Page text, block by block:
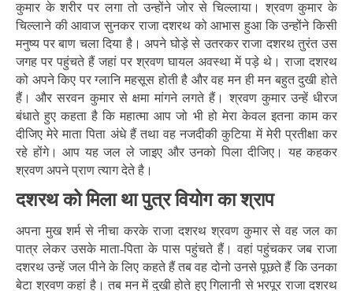
कुमार के शरीर पर लगा तो उन्होंने जोर से चिल्लाया। श्रवण कुमार के
चिल्लाने की आवाज सुनकर राजा दशरथ को आभास हुआ कि उन्होंने किसी
मनुष्य पर बाण चला दिया है। अपने घोड़े से उतरकर राजा दशरथ तुरंत उस
जगह पर पहुंचते हैं जहां पर श्रवण घायल अवस्था में पड़े थे। राजा दशरथ
को अपने किए पर ग्लानि महसूस होती है और वह मन ही मन बहुत दुखी होते
हैं। और सरवन कुमार से क्षमा मांगने लगते हैं। श्रवण कुमार उन्हें धीरज
बंधाते हुए कहता है कि महात्मा आप जो भी हो मेरा केवल इतना काम कर
दीजिए मेरे माता पिता अंधे हैं तथा वह नजदीकी कुटिया में मेरी प्रतीक्षा कर
रहे होंगे। आप यह जल ले जाइए और उनको पिला दीजिए। यह कहकर
श्रवण अपने प्राण त्याग देते है।
दशरथ को मिला था पुत्र वियोग का श्राप
अपना मुख शर्म से नीचा करके राजा दशरथ श्रवण कुमार से वह जल का
पात्र लेकर उसके माता-पिता के पास पहुंचते हैं। वहां पहुंचकर जब राजा
दशरथ उन्हें जल पीने के लिए कहते हैं तब वह दोनो उनसे पूछते हैं कि उनका
बेटा श्रवण कहां है। तब मन में दुखी होते हुए गिलानी से भरपूर राजा दशरथ